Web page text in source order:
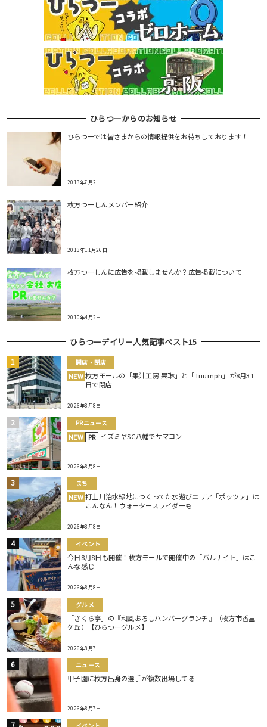
ひらつーからのお知らせ
ひらつーでは皆さまからの情報提供をお待ちしております！
2013年7月2日
枚方つーしんメンバー紹介
2013年11月26日
枚方つーしんに広告を掲載しませんか？広告掲載について
2010年4月2日
ひらつーデイリー人気記事ベスト15
開店・閉店
NEW 枚方モールの「果汁工房 果琳」と「Triumph」が8月31
日で閉店
2026年8月8日
PRニュース
NEW PR イズミヤSC八幡でサマコン
2026年8月8日
まち
NEW 打上川治水緑地につくってた水遊びエリア「ポッツァ」は
こんなん！ウォータースライダーも
2026年8月8日
イベント
今日8月8日も開催！枚方モールで開催中の「バルナイト」はこ
んな感じ
2026年8月8日
グルメ
「さくら亭」の『和風おろしハンバーグランチ』（枚方市香里
ケ丘）【ひらつーグルメ】
2026年8月7日
ニュース
甲子園に枚方出身の選手が複数出場してる
2026年8月7日